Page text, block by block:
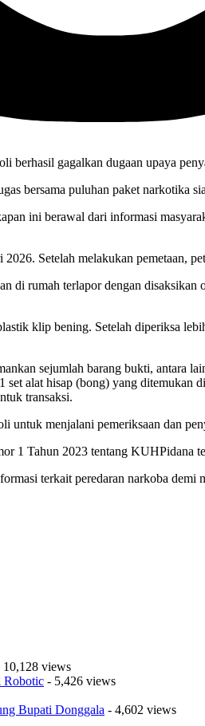
berhasil gagalkan dugaan upaya
bersama puluhan paket narkotika
ini berawal dari informasi
Setelah melakukan pemetaan,
di rumah terlapor dengan
klip bening. Setelah diperiksa
sejumlah barang bukti, antara
alat hisap (bong) yang
transaksi.
menjalani pemeriksaan dan
1 Tahun 2023 tentang KUHPidana
terkait peredaran narkoba
10,128 views
Robotic - 5,426 views
Bupati Donggala - 4,602 views